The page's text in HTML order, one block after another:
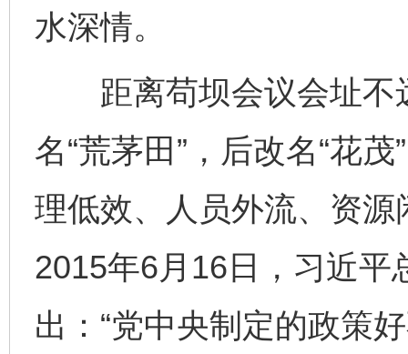
水深情。
距离苟坝会议会址不
名“荒茅田”，后改名“花
理低效、人员外流、资
2015年6月16日，习近平
出：“党中央制定的政策